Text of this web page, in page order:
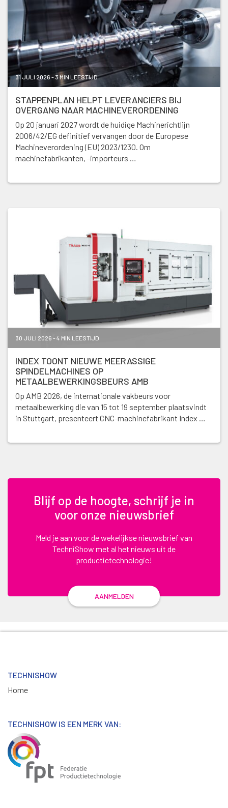
31 JULI 2026 - 3 MIN LEESTIJD
STAPPENPLAN HELPT LEVERANCIERS BIJ
OVERGANG NAAR MACHINEVERORDENING
Op 20 januari 2027 wordt de huidige Machinerichtlijn
2006/42/EG definitief vervangen door de Europese
Machineverordening (EU) 2023/1230. Om
machinefabrikanten, -importeurs …
30 JULI 2026 - 4 MIN LEESTIJD
INDEX TOONT NIEUWE MEERASSIGE
SPINDELMACHINES OP
METAALBEWERKINGSBEURS AMB
Op AMB 2026, de internationale vakbeurs voor
metaalbewerking die van 15 tot 19 september plaatsvindt
in Stuttgart, presenteert CNC-machinefabrikant Index …
Blijf op de hoogte, schrijf je in
voor onze nieuwsbrief
Meld je aan voor de wekelijkse nieuwsbrief van
TechniShow met al het nieuws uit de
productietechnologie!
AANMELDEN
TECHNISHOW
Home
TECHNISHOW IS EEN MERK VAN: